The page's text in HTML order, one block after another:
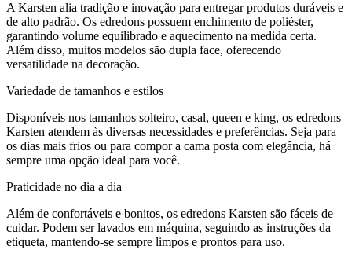
A Karsten alia tradição e inovação para entregar produtos duráveis e
de alto padrão. Os edredons possuem enchimento de poliéster,
garantindo volume equilibrado e aquecimento na medida certa.
Além disso, muitos modelos são dupla face, oferecendo
versatilidade na decoração.
Variedade de tamanhos e estilos
Disponíveis nos tamanhos solteiro, casal, queen e king, os edredons
Karsten atendem às diversas necessidades e preferências. Seja para
os dias mais frios ou para compor a cama posta com elegância, há
sempre uma opção ideal para você.
Praticidade no dia a dia
Além de confortáveis e bonitos, os edredons Karsten são fáceis de
cuidar. Podem ser lavados em máquina, seguindo as instruções da
etiqueta, mantendo-se sempre limpos e prontos para uso.